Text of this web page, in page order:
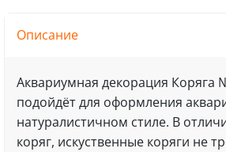
Описание
Аквариумная декорация Коряга
подойдёт для оформления
натурaлистичном стиле. В
коряг, искуственные коряги не